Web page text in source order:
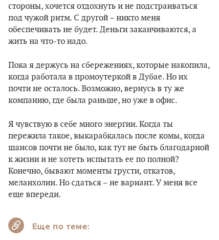
стороны, хочется отдохнуть и не подстраиваться
под чужой ритм. С другой – никто меня
обеспечивать не будет. Деньги заканчиваются, а
жить на что-то надо.
Пока я держусь на сбережениях, которые накопила,
когда работала в промоутеркой в Дубае. Но их
почти не осталось. Возможно, вернусь в ту же
компанию, где была раньше, но уже в офис.
Я чувствую в себе много энергии. Когда ты
пережила такое, выкарабкалась после комы, когда
шансов почти не было, как тут не быть благодарной
к жизни и не хотеть испытать ее по полной?
Конечно, бывают моменты грусти, откатов,
меланхолии. Но сдаться – не вариант. У меня все
еще впереди.
Еще по теме: